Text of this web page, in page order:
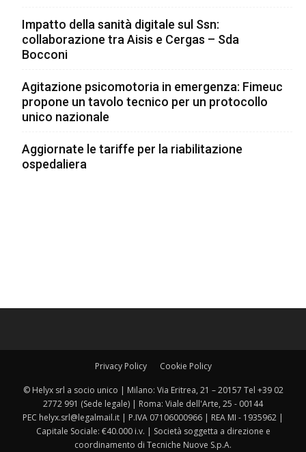
Impatto della sanità digitale sul Ssn:
collaborazione tra Aisis e Cergas – Sda
Bocconi
Agitazione psicomotoria in emergenza: Fimeuc
propone un tavolo tecnico per un protocollo
unico nazionale
Aggiornate le tariffe per la riabilitazione
ospedaliera
Privacy Policy Cookie Policy
© Helyx srl a socio unico | Milano: Via Eritrea, 21 – 20157 Tel +39 02
2772 991 (Sede legale) | Roma: Viale dell'Arte, 25 - 00144
PEC helyx.srl@legalmail.it | P.IVA 07106000966 | REA MI - 1935962 |
Capitale Sociale: €40.000 i.v. | Società soggetta a direzione e
coordinamento di Tecniche Nuove S.p.A.